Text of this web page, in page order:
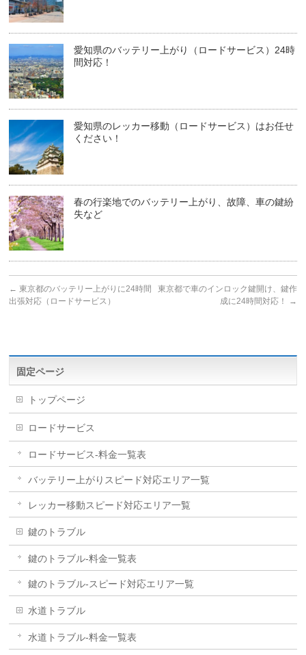
愛知県のバッテリー上がり（ロードサービス）24時
間対応！
愛知県のレッカー移動（ロードサービス）はお任せ
ください！
春の行楽地でのバッテリー上がり、故障、車の鍵紛
失など
← 東京都のバッテリー上がりに24時間
出張対応（ロードサービス）
東京都で車のインロック鍵開け、鍵作
成に24時間対応！
→
固定ページ
トップページ
ロードサービス
ロードサービス-料金一覧表
バッテリー上がりスピード対応エリア一覧
レッカー移動スピード対応エリア一覧
鍵のトラブル
鍵のトラブル-料金一覧表
鍵のトラブル-スピード対応エリア一覧
水道トラブル
水道トラブル-料金一覧表